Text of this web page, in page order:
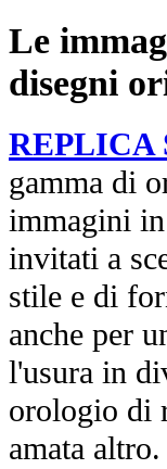
Le
disegni
REPLICA
gamma di
immagini
invitati a
stile e di
anche per
l'usura in
orologio di
amata altro.